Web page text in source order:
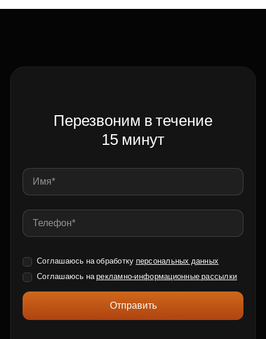
Перезвоним в течение
15 минут
Соглашаюсь на обработку персональных данных
Соглашаюсь нарекламно-информационные рассылки
Отправить